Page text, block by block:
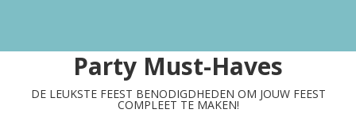
Party Must-Haves
DE LEUKSTE FEEST BENODIGDHEDEN OM JOUW FEEST
COMPLEET TE MAKEN!